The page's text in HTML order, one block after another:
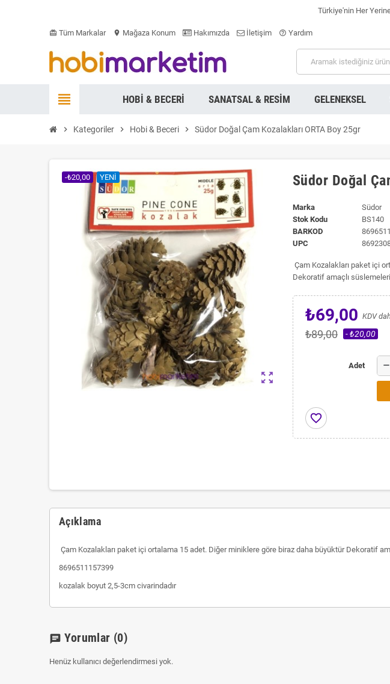
Türkiye'nin Her
card_giftcard Tüm Markalar location_on Mağaza Konum Hakımızda İletişim help_outline Yardım
view_headline HOBI & BECERI SANATSAL & RESIM GELENEKSEL
chevron_right Kategoriler chevron_right Hobi & Beceri chevron_right Südor Doğal Çam Kozalakları ORTA Boy 25gr
zoom_out_map
-₺20,00 YENI Südor Doğal
Marka
Südor
Stok Kodu
BS140
BARKOD
UPC
Çam Kozalakları paket içi
Dekoratif amaçlı
₺69,00 KDV
₺89,00 - ₺20,00
Adet remove
favorite_border
Açıklama
Çam Kozalakları paket içi ortalama 15 adet. Diğer miniklere göre biraz daha büyüktür Dekoratif
8696511157399
kozalak boyut 2,5-3cm civarindadır
chat Yorumlar (0)
Henüz kullanıcı değerlendirmesi yok.